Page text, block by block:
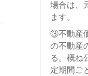
場合は、
ます。
③不動産
の不動産
る。概ね
定期間ご